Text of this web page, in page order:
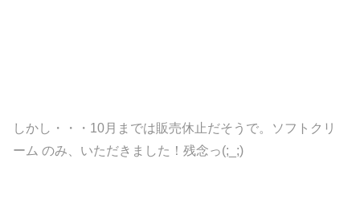
しかし・・・10月までは販売休止だそうで。ソフトクリ
ーム のみ、いただきました！残念っ(;_;)